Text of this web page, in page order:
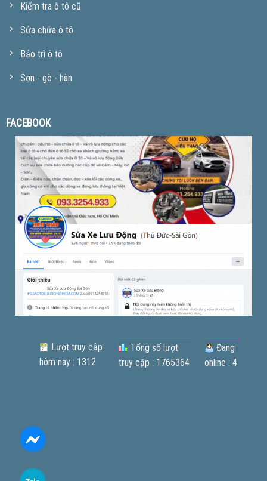
Kiểm tra ô tô cũ
Sửa chữa ô tô
Bảo trì ô tô
Sơn - gò - hàn
FACEBOOK
Lượt truy cập
hôm nay : 1312
Tổng số lượt
truy cập : 1765364
Đang
online : 4